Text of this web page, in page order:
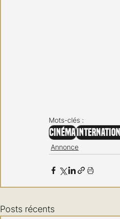
Mots-clés :
Cinéma
Annonce
Posts récents